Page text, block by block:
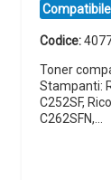
Compatibile
Codice:
Toner
Stampanti:
C252SF,
C262SFN,…